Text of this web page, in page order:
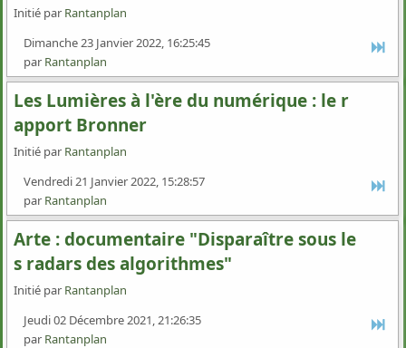
Initié par Rantanplan
Dimanche 23 Janvier 2022, 16:25:45
par Rantanplan
Les Lumières à l'ère du numérique : le r
apport Bronner
Initié par Rantanplan
Vendredi 21 Janvier 2022, 15:28:57
par Rantanplan
Arte : documentaire "Disparaître sous le
s radars des algorithmes"
Initié par Rantanplan
Jeudi 02 Décembre 2021, 21:26:35
par Rantanplan